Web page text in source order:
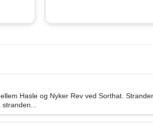
Hasle og Nyker Rev ved Sorthat.